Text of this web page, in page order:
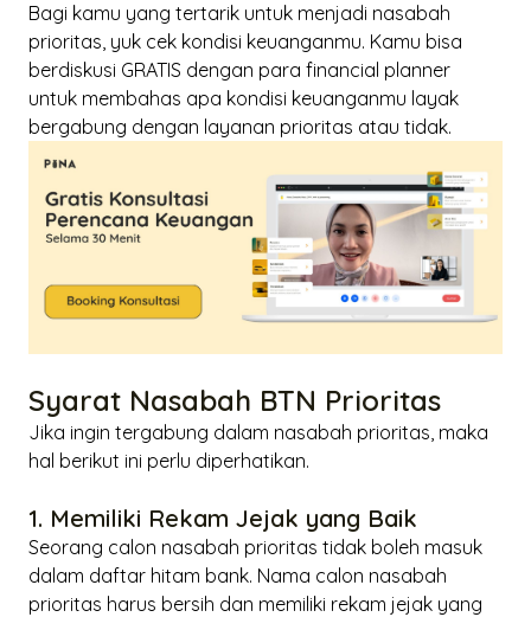
Bagi kamu yang tertarik untuk menjadi nasabah
prioritas, yuk cek kondisi keuanganmu. Kamu bisa
berdiskusi GRATIS dengan para financial planner
untuk membahas apa kondisi keuanganmu layak
bergabung dengan layanan prioritas atau tidak.
Syarat Nasabah BTN Prioritas
Jika ingin tergabung dalam nasabah prioritas, maka
hal berikut ini perlu diperhatikan.
1. Memiliki Rekam Jejak yang Baik
Seorang calon nasabah prioritas tidak boleh masuk
dalam daftar hitam bank. Nama calon nasabah
prioritas harus bersih dan memiliki rekam jejak yang